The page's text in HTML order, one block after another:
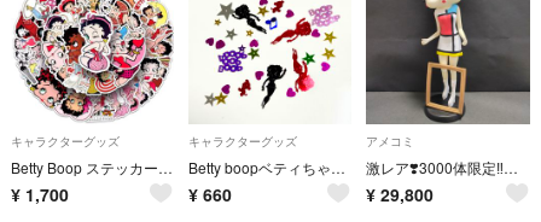
キャラクターグッズ
Betty Boop ステッカー 50枚セット 防水 シール 大量 ベティちゃん
¥ 1,700
キャラクターグッズ
Betty boopベティちゃんの可愛いスパンコールセット♥️
¥ 660
アメコミ
激レア❣️3000体限定‼️ベティちゃん❤大きめフィギュア☆bettyboop
¥ 29,800